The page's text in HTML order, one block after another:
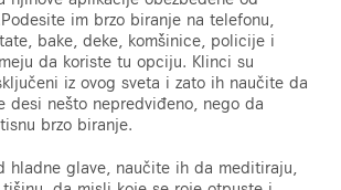
im brzo biranje na telefonu,
bake, deke, komšinice, policije i
da koriste tu opciju. Klinci su
iz ovog sveta i zato ih naučite da
desi nešto nepredviđeno, nego da
brzo biranje.
hladne glave, naučite ih da meditiraju,